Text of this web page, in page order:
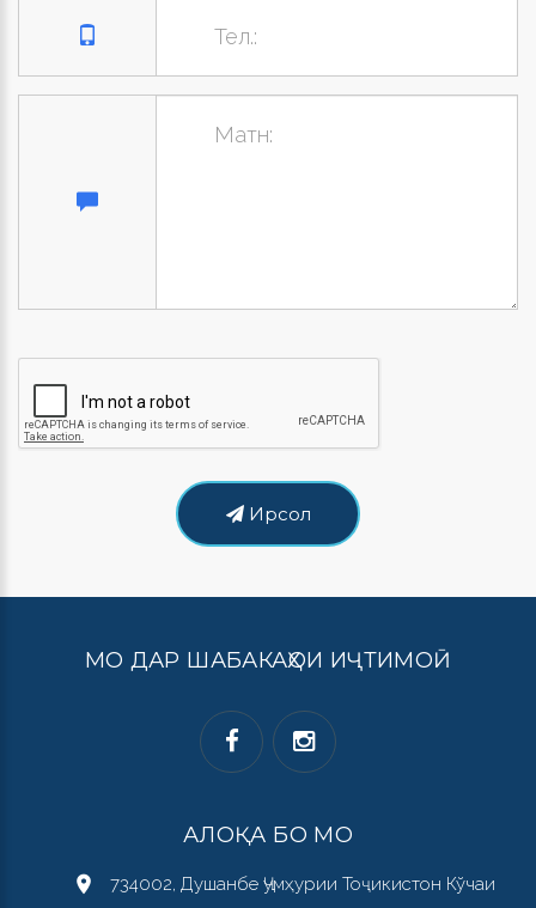
Ирсол
МО ДАР ШАБАКАҲОИ ИҶТИМОӢ
АЛОҚА БО МО
734002, Душанбе Ҷумҳурии Тоҷикистон Кўчаи